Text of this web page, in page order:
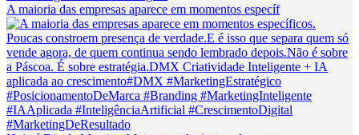
A maioria das empresas aparece em momentos específ